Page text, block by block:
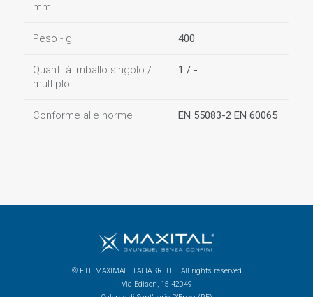
mm
Peso - g 400
Quantità imballo singolo /
multiplo
1 / -
Conforme alle norme EN 55083-2 EN 60065
© FTE MAXIMAL ITALIA SRLU – All rights reserved
Via Edison, 15 42049